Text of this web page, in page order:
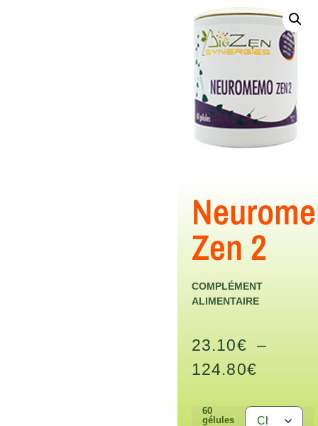
Des molécules naturelles
fraîches et vivantes au service
de votre vitalité.
Zen 2
COMPLÉMENT
ALIMENTAIRE
23.10€ –
124.80€
60
gélules